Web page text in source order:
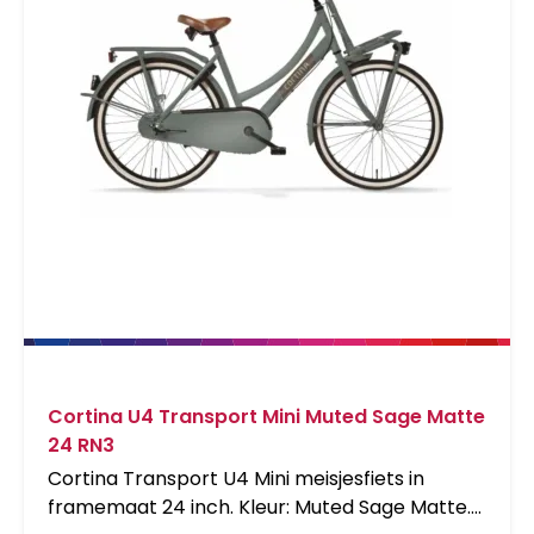
Cortina U4 Transport Mini Muted Sage Matte
24 RN3
Cortina Transport U4 Mini meisjesfiets in
framemaat 24 inch. Kleur: Muted Sage Matte.